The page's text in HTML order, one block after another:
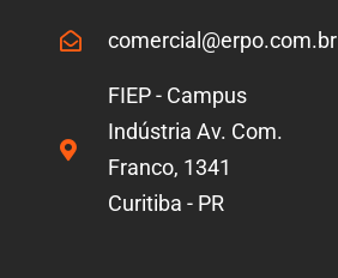
comercial@erpo.com.br
FIEP - Campus
Indústria Av. Com.
Franco, 1341
Curitiba - PR